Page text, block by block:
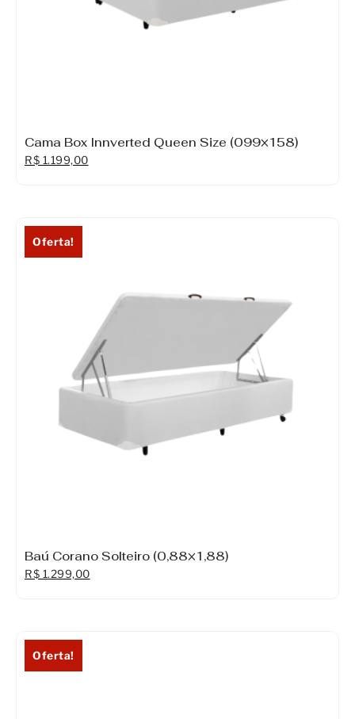
Cama Box Innverted Queen Size (099×158)
R$ 1.199,00
Oferta!
Baú Corano Solteiro (0,88×1,88)
R$ 1.299,00
Oferta!